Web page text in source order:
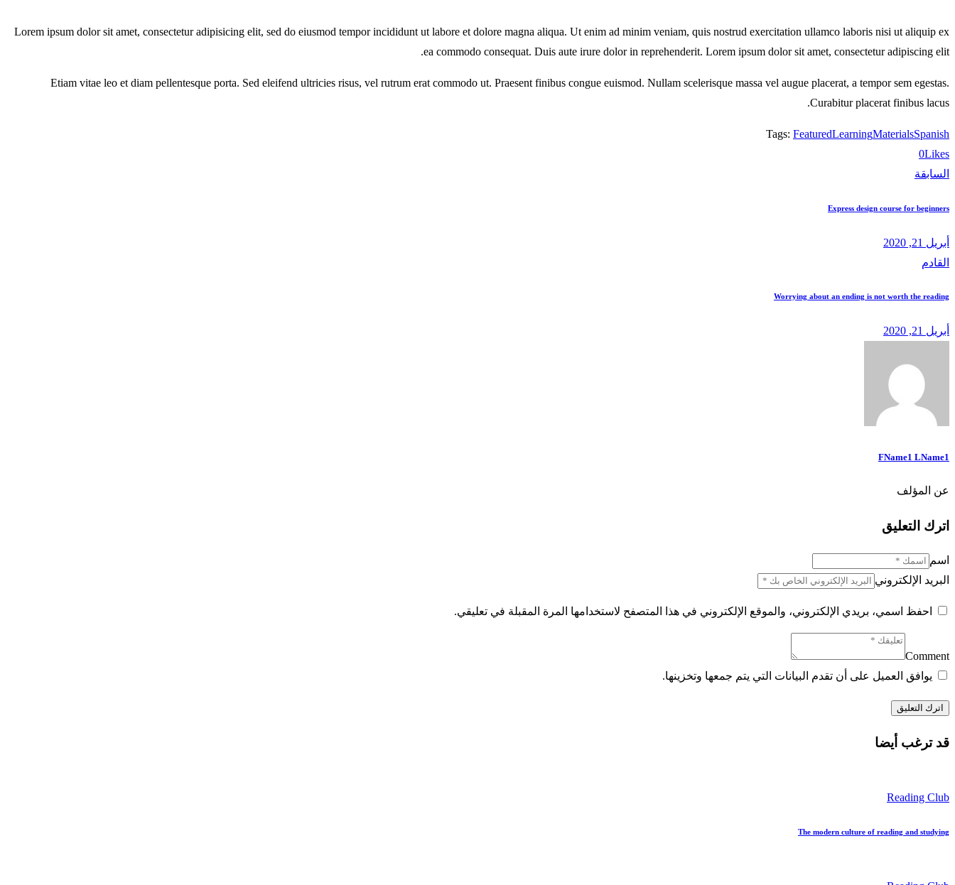
Lorem ipsum dolor sit amet, consectetur adipisicing elit, sed do eiusmod tempor incididunt ut labore et dolore magna aliqua. Ut enim ad minim veniam, quis nostrud exercitation ullamco laboris nisi ut aliquip ex
ea commodo consequat. Duis aute irure dolor in reprehenderit. Lorem ipsum dolor sit amet, consectetur adipiscing elit.
Etiam vitae leo et diam pellentesque porta. Sed eleifend ultricies risus, vel rutrum erat commodo ut. Praesent finibus congue euismod. Nullam scelerisque massa vel augue placerat, a tempor sem egestas.
Curabitur placerat finibus lacus.
Tags: FeaturedLearningMaterialsSpanish
0Likes
السابقة
Express design course for beginners
أبريل 21, 2020
القادم
Worrying about an ending is not worth the reading
أبريل 21, 2020
FName1 LName1
عن المؤلف
1
new
new
اترك التعليق
اسم
البريد الإلكتروني
احفظ اسمي، بريدي الإلكتروني، والموقع الإلكتروني في هذا المتصفح لاستخدامها المرة المقبلة في تعليقي.
Comment
يوافق العميل على أن تقدم البيانات التي يتم جمعها وتخزينها.
قد ترغب أيضا
Reading Club
The modern culture of reading and studying